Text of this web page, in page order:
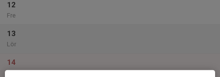
12
Fre
13
Lör
14
Sön